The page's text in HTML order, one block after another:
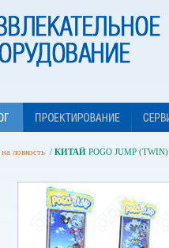
на ловкость / КИТАЙ POGO JUMP (TWIN)